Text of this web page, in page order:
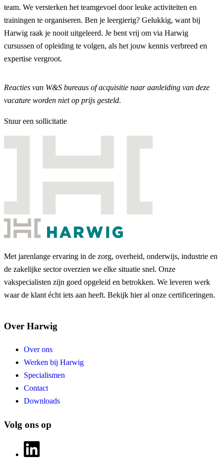
team. We versterken het teamgevoel door leuke activiteiten en
trainingen te organiseren. Ben je leergierig? Gelukkig, want bij
Harwig raak je nooit uitgeleerd. Je bent vrij om via Harwig
cursussen of opleiding te volgen, als het jouw kennis verbreed en
expertise vergroot.
Reacties van W&S bureaus of acquisitie naar aanleiding van deze
vacature worden niet op prijs gesteld.
Stuur een sollicitatie
Met jarenlange ervaring in de zorg, overheid, onderwijs, industrie en
de zakelijke sector overzien we elke situatie snel. Onze
vakspecialisten zijn goed opgeleid en betrokken. We leveren werk
waar de klant écht iets aan heeft. Bekijk hier al onze certificeringen.
Over Harwig
Over ons
Werken bij Harwig
Specialismen
Contact
Downloads
Volg ons op